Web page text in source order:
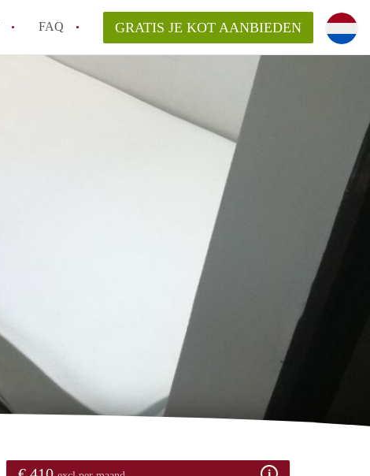
FAQ GRATIS JE KOT AANBIEDEN